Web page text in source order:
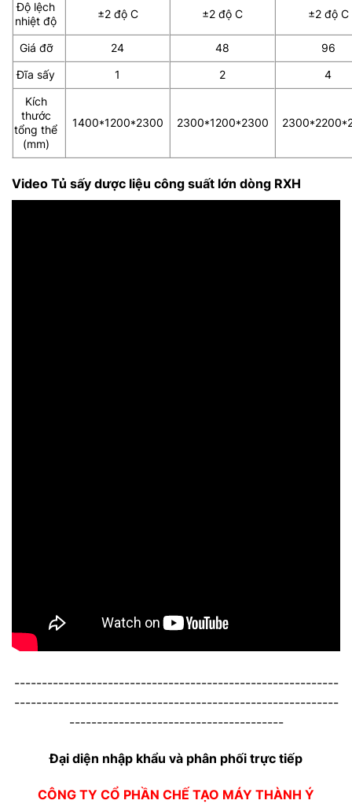
Độ lệch
nhiệt độ
±2 độ C ±2 độ C ±2 độ C
Giá đỡ 24 48
96
Đĩa sấy
1 2
4
Kích
thước
tổng thể
(mm)
1400*1200*2300 2300*1200*2300
Video Tủ sấy dược liệu công suất lớn dòng RXH
-----------------------------------------------------------
-----------------------------------------------------------
---------------------------------------
Đại diện nhập khẩu và phân phối trực tiếp
CÔNG TY CỔ PHẦN CHẾ TẠO MÁY THÀNH Ý